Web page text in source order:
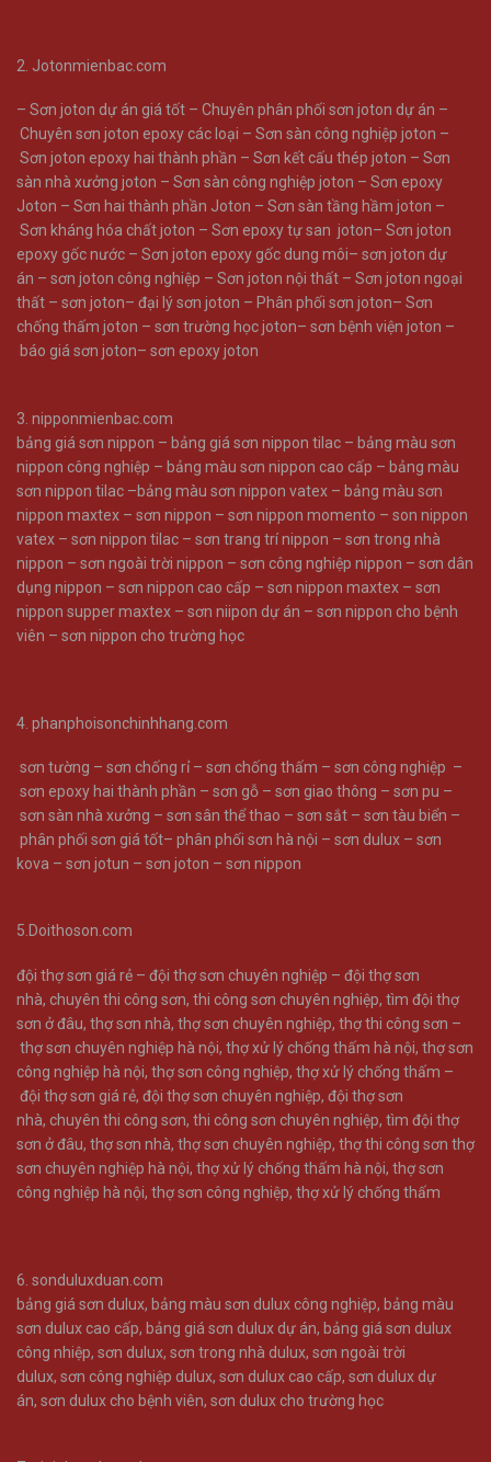
2. Jotonmienbac.com
– Sơn joton dự án giá tốt – Chuyên phân phối sơn joton dự án –
Chuyên sơn joton epoxy các loại – Sơn sàn công nghiệp joton –
Sơn joton epoxy hai thành phần – Sơn kết cấu thép joton – Sơn
sàn nhà xưởng joton – Sơn sàn công nghiệp joton – Sơn epoxy
Joton – Sơn hai thành phần Joton – Sơn sàn tầng hầm joton –
Sơn kháng hóa chất joton – Sơn epoxy tự san joton– Sơn joton
epoxy gốc nước – Sơn joton epoxy gốc dung môi– sơn joton dự
án – sơn joton công nghiệp – Sơn joton nội thất – Sơn joton ngoại
thất – sơn joton– đại lý sơn joton – Phân phối sơn joton– Sơn
chống thấm joton – sơn trường học joton– sơn bệnh viện joton –
báo giá sơn joton– sơn epoxy joton
3. nipponmienbac.com
bảng giá sơn nippon – bảng giá sơn nippon tilac – bảng màu sơn
nippon công nghiệp – bảng màu sơn nippon cao cấp – bảng màu
sơn nippon tilac –bảng màu sơn nippon vatex – bảng màu sơn
nippon maxtex – sơn nippon – sơn nippon momento – son nippon
vatex – sơn nippon tilac – sơn trang trí nippon – sơn trong nhà
nippon – sơn ngoài trời nippon – sơn công nghiệp nippon – sơn dân
dụng nippon – sơn nippon cao cấp – sơn nippon maxtex – sơn
nippon supper maxtex – sơn niipon dự án – sơn nippon cho bệnh
viên – sơn nippon cho trường học
4. phanphoisonchinhhang.com
sơn tường – sơn chống rỉ – sơn chống thấm – sơn công nghiệp –
sơn epoxy hai thành phần – sơn gỗ – sơn giao thông – sơn pu –
sơn sàn nhà xưởng – sơn sân thể thao – sơn sắt – sơn tàu biển –
phân phối sơn giá tốt– phân phối sơn hà nội – sơn dulux – sơn
kova – sơn jotun – sơn joton – sơn nippon
5.Doithoson.com
đội thợ sơn giá rẻ – đội thợ sơn chuyên nghiệp – đội thợ sơn
nhà, chuyên thi công sơn, thi công sơn chuyên nghiệp, tìm đội thợ
sơn ở đâu, thợ sơn nhà, thợ sơn chuyên nghiệp, thợ thi công sơn –
thợ sơn chuyên nghiệp hà nội, thợ xử lý chống thấm hà nội, thợ sơn
công nghiệp hà nội, thợ sơn công nghiệp, thợ xử lý chống thấm –
đội thợ sơn giá rẻ, đội thợ sơn chuyên nghiệp, đội thợ sơn
nhà, chuyên thi công sơn, thi công sơn chuyên nghiệp, tìm đội thợ
sơn ở đâu, thợ sơn nhà, thợ sơn chuyên nghiệp, thợ thi công sơn thợ
sơn chuyên nghiệp hà nội, thợ xử lý chống thấm hà nội, thợ sơn
công nghiệp hà nội, thợ sơn công nghiệp, thợ xử lý chống thấm
6. sonduluxduan.com
bảng giá sơn dulux, bảng màu sơn dulux công nghiệp, bảng màu
sơn dulux cao cấp, bảng giá sơn dulux dự án, bảng giá sơn dulux
công nhiệp, sơn dulux, sơn trong nhà dulux, sơn ngoài trời
dulux, sơn công nghiệp dulux, sơn dulux cao cấp, sơn dulux dự
án, sơn dulux cho bệnh viên, sơn dulux cho trường học